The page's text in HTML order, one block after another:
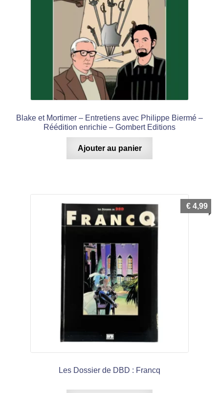
Blake et Mortimer – Entretiens avec Philippe Biermé –
Réédition enrichie – Gombert Editions
Ajouter au panier
Les Dossier de DBD : Francq
€ 4,99